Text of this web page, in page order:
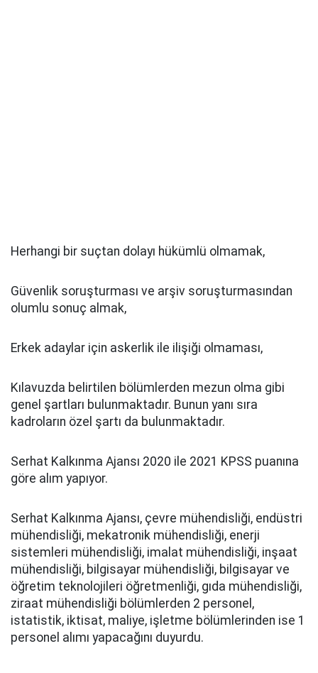
Herhangi bir suçtan dolayı hükümlü olmamak,
Güvenlik soruşturması ve arşiv soruşturmasından
olumlu sonuç almak,
Erkek adaylar için askerlik ile ilişiği olmaması,
Kılavuzda belirtilen bölümlerden mezun olma gibi
genel şartları bulunmaktadır. Bunun yanı sıra
kadroların özel şartı da bulunmaktadır.
Serhat Kalkınma Ajansı 2020 ile 2021 KPSS puanına
göre alım yapıyor.
Serhat Kalkınma Ajansı, çevre mühendisliği, endüstri
mühendisliği, mekatronik mühendisliği, enerji
sistemleri mühendisliği, imalat mühendisliği, inşaat
mühendisliği, bilgisayar mühendisliği, bilgisayar ve
öğretim teknolojileri öğretmenliği, gıda mühendisliği,
ziraat mühendisliği bölümlerden 2 personel,
istatistik, iktisat, maliye, işletme bölümlerinden ise 1
personel alımı yapacağını duyurdu.